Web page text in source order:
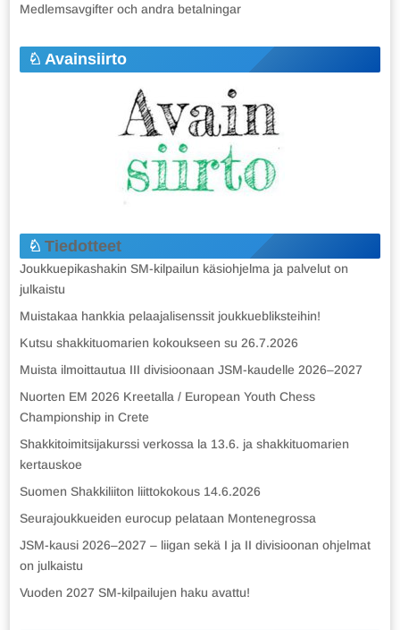
Medlemsavgifter och andra betalningar
Avainsiirto
Tiedotteet
Joukkuepikashakin SM-kilpailun käsiohjelma ja palvelut on
julkaistu
Muistakaa hankkia pelaajalisenssit joukkuebliksteihin!
Kutsu shakkituomarien kokoukseen su 26.7.2026
Muista ilmoittautua III divisioonaan JSM-kaudelle 2026–2027
Nuorten EM 2026 Kreetalla / European Youth Chess
Championship in Crete
Shakkitoimitsijakurssi verkossa la 13.6. ja shakkituomarien
kertauskoe
Suomen Shakkiliiton liittokokous 14.6.2026
Seurajoukkueiden eurocup pelataan Montenegrossa
JSM-kausi 2026–2027 – liigan sekä I ja II divisioonan ohjelmat
on julkaistu
Vuoden 2027 SM-kilpailujen haku avattu!